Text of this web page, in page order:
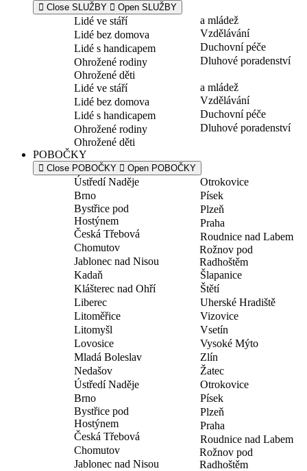
Close SLUŽBY Open SLUŽBY
Lidé ve stáří
Lidé bez domova
Lidé s handicapem
Ohrožené rodiny
Ohrožené děti
a mládež
Vzdělávání
Duchovní péče
Dluhové poradenství
Lidé ve stáří
Lidé bez domova
Lidé s handicapem
Ohrožené rodiny
Ohrožené děti
a mládež
Vzdělávání
Duchovní péče
Dluhové poradenství
POBOČKY
Close POBOČKY Open POBOČKY
Ústředí Naděje
Brno
Bystřice pod
Hostýnem
Česká Třebová
Chomutov
Jablonec nad Nisou
Kadaň
Klášterec nad Ohří
Liberec
Litoměřice
Litomyšl
Lovosice
Mladá Boleslav
Nedašov
Otrokovice
Písek
Plzeň
Praha
Roudnice nad Labem
Rožnov pod
Radhoštěm
Šlapanice
Štětí
Uherské Hradiště
Vizovice
Vsetín
Vysoké Mýto
Zlín
Žatec
Ústředí Naděje
Brno
Bystřice pod
Hostýnem
Česká Třebová
Chomutov
Jablonec nad Nisou
Otrokovice
Písek
Plzeň
Praha
Roudnice nad Labem
Rožnov pod
Radhoštěm